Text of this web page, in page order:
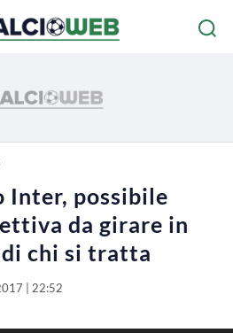
Inter, possibile
da girare in
chi si tratta
| 22:52